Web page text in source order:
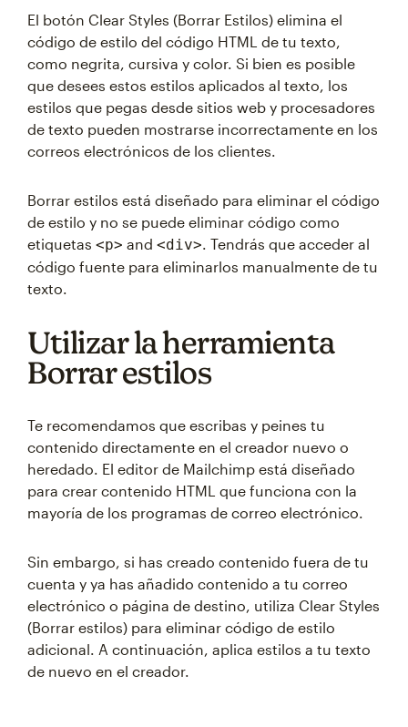
El botón Clear Styles (Borrar Estilos) elimina el
código de estilo del código HTML de tu texto,
como negrita, cursiva y color. Si bien es posible
que desees estos estilos aplicados al texto, los
estilos que pegas desde sitios web y procesadores
de texto pueden mostrarse incorrectamente en los
correos electrónicos de los clientes.
Borrar estilos está diseñado para eliminar el código
de estilo y no se puede eliminar código como
etiquetas <p> and <div>. Tendrás que acceder al
código fuente para eliminarlos manualmente de tu
texto.
Utilizar la herramienta
Borrar estilos
Te recomendamos que escribas y peines tu
contenido directamente en el creador nuevo o
heredado. El editor de Mailchimp está diseñado
para crear contenido HTML que funciona con la
mayoría de los programas de correo electrónico.
Sin embargo, si has creado contenido fuera de tu
cuenta y ya has añadido contenido a tu correo
electrónico o página de destino, utiliza Clear Styles
(Borrar estilos) para eliminar código de estilo
adicional. A continuación, aplica estilos a tu texto
de nuevo en el creador.